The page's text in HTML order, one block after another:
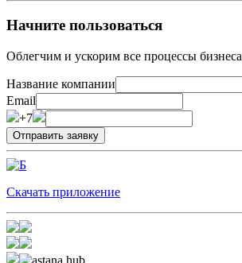
Начните пользоваться
Облегчим и ускорим все процессы бизнеса
Название компании
Email
+7
Скачать приложение